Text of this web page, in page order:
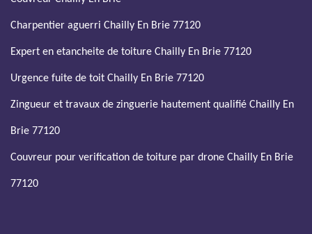
Charpentier aguerri Chailly En Brie 77120
Expert en etancheite de toiture Chailly En Brie 77120
Urgence fuite de toit Chailly En Brie 77120
Zingueur et travaux de zinguerie hautement qualifié Chailly En
Brie 77120
Couvreur pour verification de toiture par drone Chailly En Brie
77120